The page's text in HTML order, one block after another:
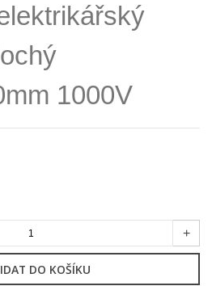
1000V
+
DO KOŠÍKU